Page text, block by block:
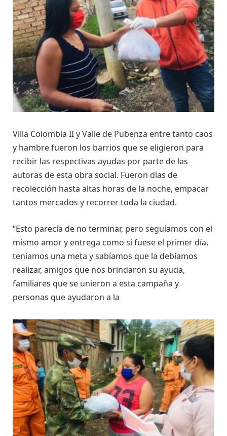
Villa Colombia II y Valle de Pubenza entre tanto caos
y hambre fueron los barrios que se eligieron para
recibir las respectivas ayudas por parte de las
autoras de esta obra social. Fueron días de
recolección hasta altas horas de la noche, empacar
tantos mercados y recorrer toda la ciudad.
“Esto parecía de no terminar, pero seguíamos con el
mismo amor y entrega como si fuese el primer día,
teníamos una meta y sabíamos que la debíamos
realizar, amigos que nos brindaron su ayuda,
familiares que se unieron a esta campaña y
personas que ayudaron a la